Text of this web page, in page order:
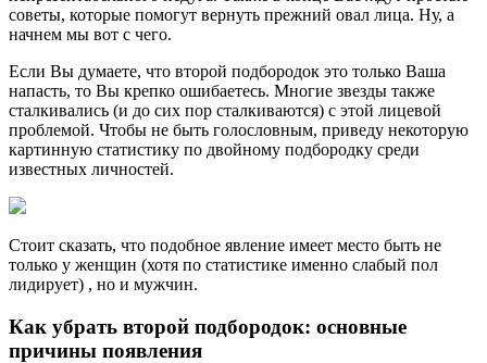
советы, которые помогут вернуть прежний овал лица. Ну, а
начнем мы вот с чего.
Если Вы думаете, что второй подбородок это только Ваша
напасть, то Вы крепко ошибаетесь. Многие звезды также
сталкивались (и до сих пор сталкиваются) с этой лицевой
проблемой. Чтобы не быть голословным, приведу некоторую
картинную статистику по двойному подбородку среди
известных личностей.
Стоит сказать, что подобное явление имеет место быть не
только у женщин (хотя по статистике именно слабый пол
лидирует) , но и мужчин.
Как убрать второй подбородок: основные
причины появления